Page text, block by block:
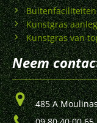
Buitenfaciliteiten
Kunstgras
Kunstgras van
Neem
485 A